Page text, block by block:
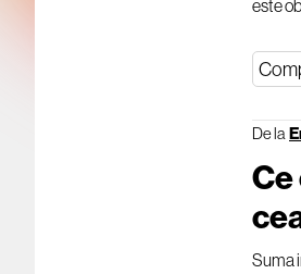
este
De la
Suma